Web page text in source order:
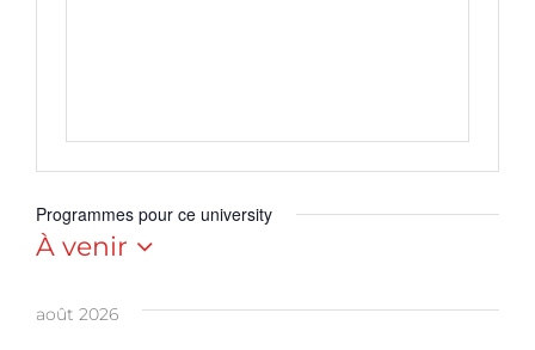
Programmes pour ce university
À venir
une
date.
août 2026